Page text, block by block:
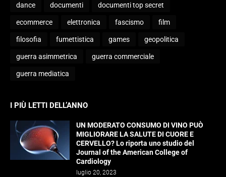
dance documenti documenti top secret
ecommerce elettronica fascismo film
filosofia fumettistica games geopolitica
guerra asimmetrica guerra commerciale
guerra mediatica
I PIÙ LETTI DELL’ANNO
UN MODERATO CONSUMO DI VINO PUÒ
MIGLIORARE LA SALUTE DI CUORE E
CERVELLO? Lo riporta uno studio del
Journal of the American College of
Cardiology
luglio 20, 2023